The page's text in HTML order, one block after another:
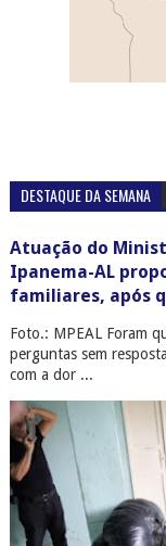
DESTAQUE DA SEMANA
Atuação do
Ipanema-AL
familiares, após
Foto.: MPEAL Foram
perguntas sem
com a dor ...